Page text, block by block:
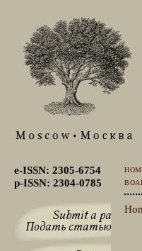
e-ISSN: 2305-6754
p-ISSN: 2304-0785